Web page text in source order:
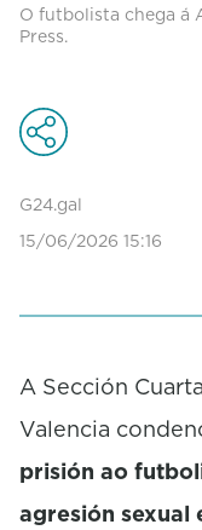
s
e
n
d
f
1
u
,
s
c
o
O futbolista chega á
Press.
G24.gal
15/06/2026 15:16
A Sección
Valencia
prisión ao
agresión sexual